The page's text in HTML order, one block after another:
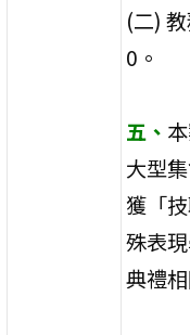
(二)
0。
五、
大型
獲「
殊表
典禮